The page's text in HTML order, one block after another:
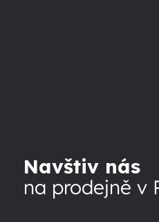
Navštiv nás
na prodejně v